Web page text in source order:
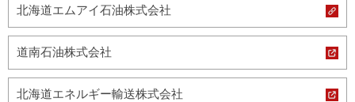
北海道エムアイ石油株式会社
道南石油株式会社
北海道エネルギー輸送株式会社